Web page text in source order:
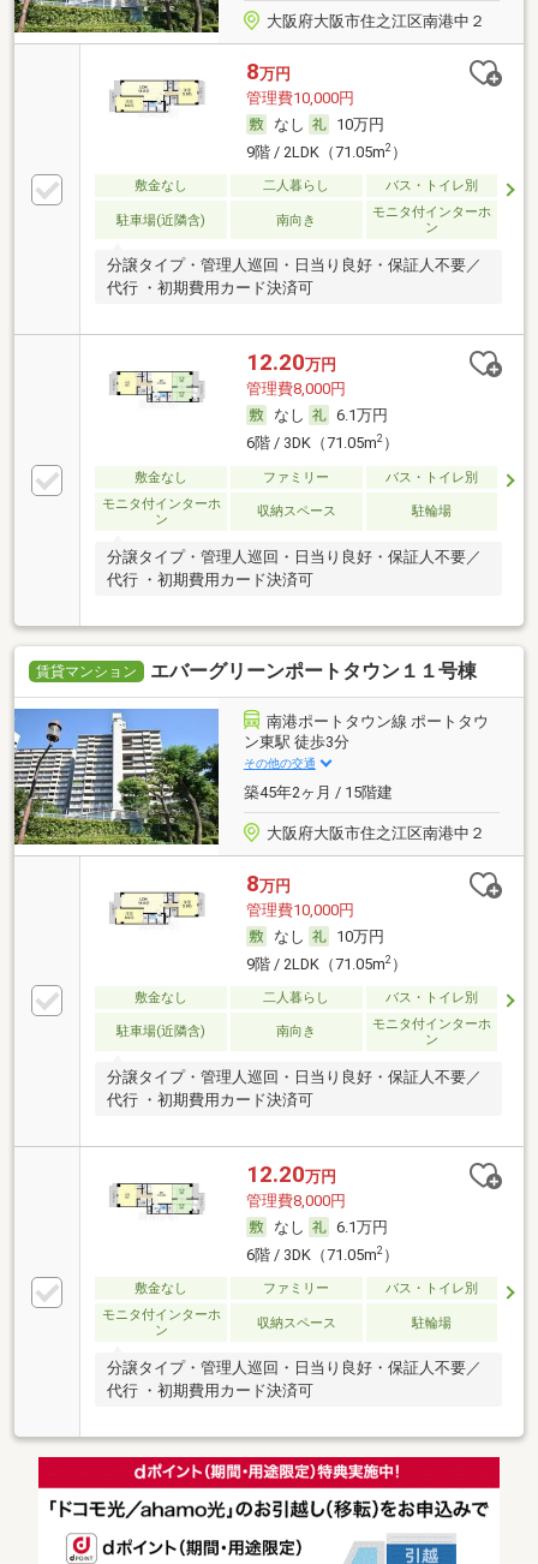
大阪府大阪市住之江区南港中２
8万円
管理費10,000円
なし
10万円
9階 / 2LDK（71.05m2）
敷金なし 二人暮らし バス・トイレ別
駐車場(近隣含) 南向き
モニタ付インターホ
ン
分譲タイプ・管理人巡回・日当り良好・保証人不要／
代行 ・初期費用カード決済可
12.20万円
管理費8,000円
なし
6.1万円
6階 / 3DK（71.05m2）
敷金なし ファミリー
バス・トイレ別
モニタ付インターホ
ン
収納スペース 駐輪場
分譲タイプ・管理人巡回・日当り良好・保証人不要／
代行 ・初期費用カード決済可
賃貸マンション エバーグリーンポートタウン１１号棟
南港ポートタウン線 ポートタウ
ン東駅 徒歩3分
その他の交通
築45年2ヶ月 / 15階建
大阪府大阪市住之江区南港中２
8万円
管理費10,000円
なし
10万円
9階 / 2LDK（71.05m2）
敷金なし 二人暮らし バス・トイレ別
駐車場(近隣含) 南向き
モニタ付インターホ
ン
分譲タイプ・管理人巡回・日当り良好・保証人不要／
代行 ・初期費用カード決済可
12.20万円
管理費8,000円
なし
6.1万円
6階 / 3DK（71.05m2）
敷金なし ファミリー
バス・トイレ別
モニタ付インターホ
ン
収納スペース 駐輪場
分譲タイプ・管理人巡回・日当り良好・保証人不要／
代行 ・初期費用カード決済可